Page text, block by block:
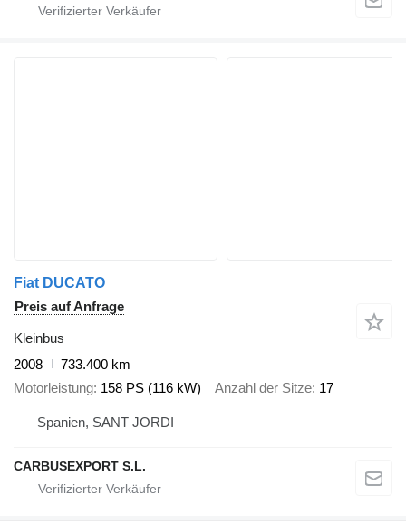
Fiat DUCATO
Preis auf Anfrage
Kleinbus
2008
733.400 km
Motorleistung 158 PS (116 kW) Anzahl der Sitze 17
Spanien, SANT JORDI
CARBUSEXPORT S.L.